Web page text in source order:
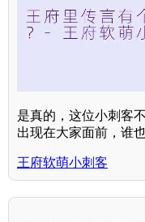
是真的，这位小刺客
出现在大家面前，谁
王府软萌小刺客